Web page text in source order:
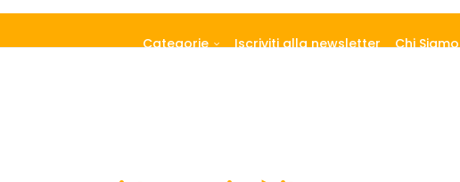
Categorie Iscriviti alla newsletter Chi Siamo